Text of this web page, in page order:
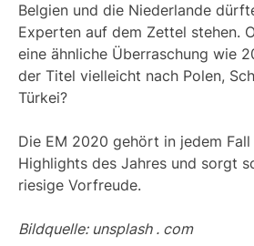
Belgien und die Niederlande
Experten auf dem Zettel stehen.
eine ähnliche Überraschung wie
der Titel vielleicht nach Polen,
Türkei?
Die EM 2020 gehört in jedem
Highlights des Jahres und sorgt
riesige Vorfreude.
Bildquelle: unsplash . com